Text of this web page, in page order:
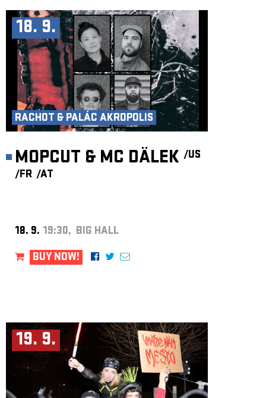
18. 9.
RACHOT & PALÁC AKROPOLIS
MOPCUT & MC DÄLEK /US
/FR /AT
18. 9. 19:30, BIG HALL
BUY NOW!
19. 9.